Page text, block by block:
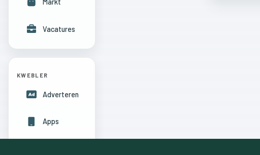
Vacatures
KWEBLER
Adverteren
Apps